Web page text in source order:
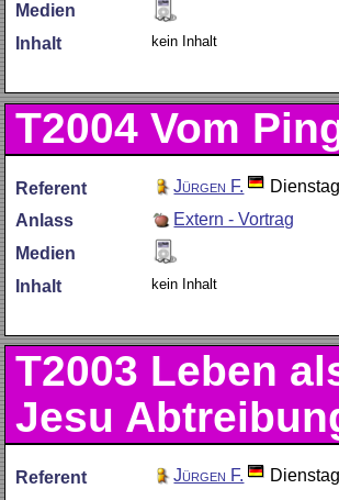
Medien
Inhalt
kein Inhalt
T2004 Vom
Referent Jürgen F.
Anlass
Extern - Vortrag
Medien
Inhalt
kein Inhalt
T2003 Leben
Jesu
Referent Jürgen F.